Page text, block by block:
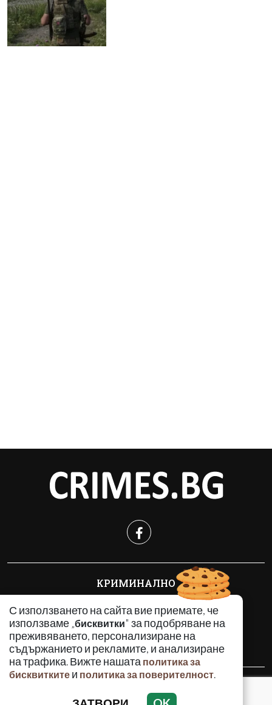
С използването на сайта вие приемате, че
използваме „бисквитки" за подобряване на
преживяването, персонализиране на
съдържанието и рекламите, и анализиране
на трафика. Вижте нашата политика за
бисквитките и политика за поверителност.
КРИМИНАЛНО
ИНЦИДЕНТИ
АНАЛИЗИ
ПО СВЕТА
ВОДЕЩИ ТЕМИ
Използването и публикуването на част или цялото
съдържание на Crimes.BG без разрешение на Медийна